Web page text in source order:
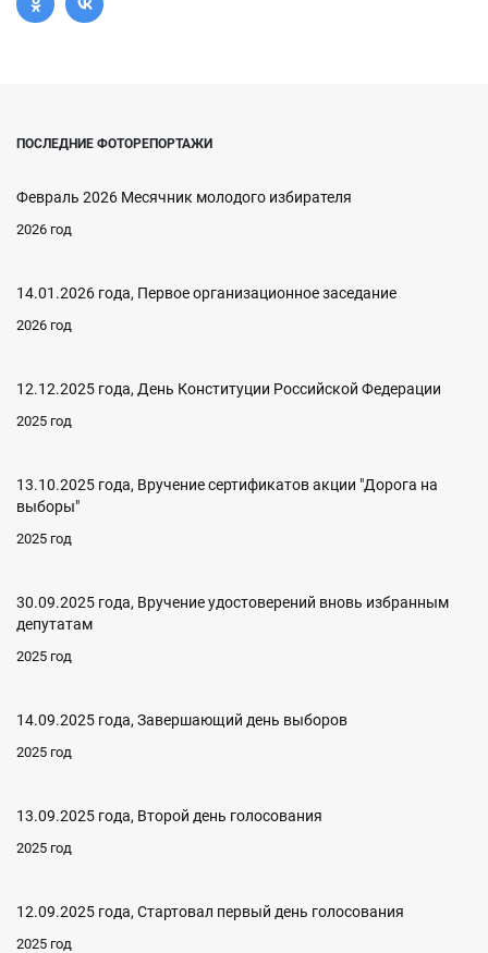
ПОСЛЕДНИЕ ФОТОРЕПОРТАЖИ
Февраль 2026 Месячник молодого избирателя
2026 год
14.01.2026 года, Первое организационное заседание
2026 год
12.12.2025 года, День Конституции Российской Федерации
2025 год
13.10.2025 года, Вручение сертификатов акции "Дорога на
выборы"
2025 год
30.09.2025 года, Вручение удостоверений вновь избранным
депутатам
2025 год
14.09.2025 года, Завершающий день выборов
2025 год
13.09.2025 года, Второй день голосования
2025 год
12.09.2025 года, Стартовал первый день голосования
2025 год